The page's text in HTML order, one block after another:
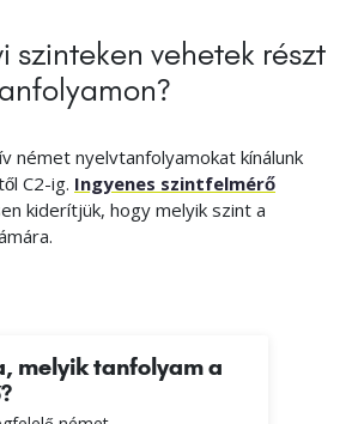
szinteken vehetek részt
német nyelvtanfolyamokat kínálunk
C2-ig. Ingyenes szintfelmérő
kiderítjük, hogy melyik szint a
melyik tanfolyam a